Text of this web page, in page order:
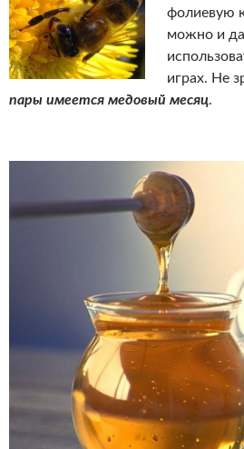
фолиевую
можно и
играх. Не
пары имеется медовый месяц.